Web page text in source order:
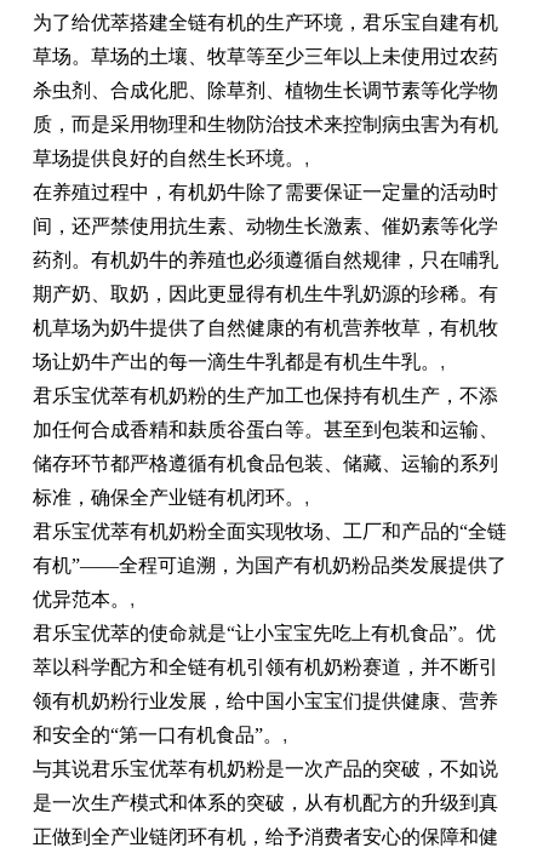
为了给优萃搭建全链有机的生产环境，君乐宝自建有机
草场。草场的土壤、牧草等至少三年以上未使用过农药
杀虫剂、合成化肥、除草剂、植物生长调节素等化学物
质，而是采用物理和生物防治技术来控制病虫害为有机
草场提供良好的自然生长环境。 ,
在养殖过程中，有机奶牛除了需要保证一定量的活动时
间，还严禁使用抗生素、动物生长激素、催奶素等化学
药剂。有机奶牛的养殖也必须遵循自然规律，只在哺乳
期产奶、取奶，因此更显得有机生牛乳奶源的珍稀。有
机草场为奶牛提供了自然健康的有机营养牧草，有机牧
场让奶牛产出的每一滴生牛乳都是有机生牛乳。 ,
君乐宝优萃有机奶粉的生产加工也保持有机生产，不添
加任何合成香精和麸质谷蛋白等。甚至到包装和运输、
储存环节都严格遵循有机食品包装、储藏、运输的系列
标准，确保全产业链有机闭环。 ,
君乐宝优萃有机奶粉全面实现牧场 、工厂和产品的“全链
有机”——全程可追溯，为国产有机奶粉品类发展提供了
优异范本。 ,
君乐宝优萃的使命就是“让小宝宝先吃上有机食品”。优
萃以科学配方和全链有机引领有机奶粉赛道，并不断引
领有机奶粉行业发展，给中国小宝宝们提供健康、营养
和安全的“第一口有机食品”。 ,
与其说君乐宝优萃有机奶粉是一次产品的突破，不如说
是一次生产模式和体系的突破，从有机配方的升级到真
正做到全产业链闭环有机，给予消费者安心的保障和健